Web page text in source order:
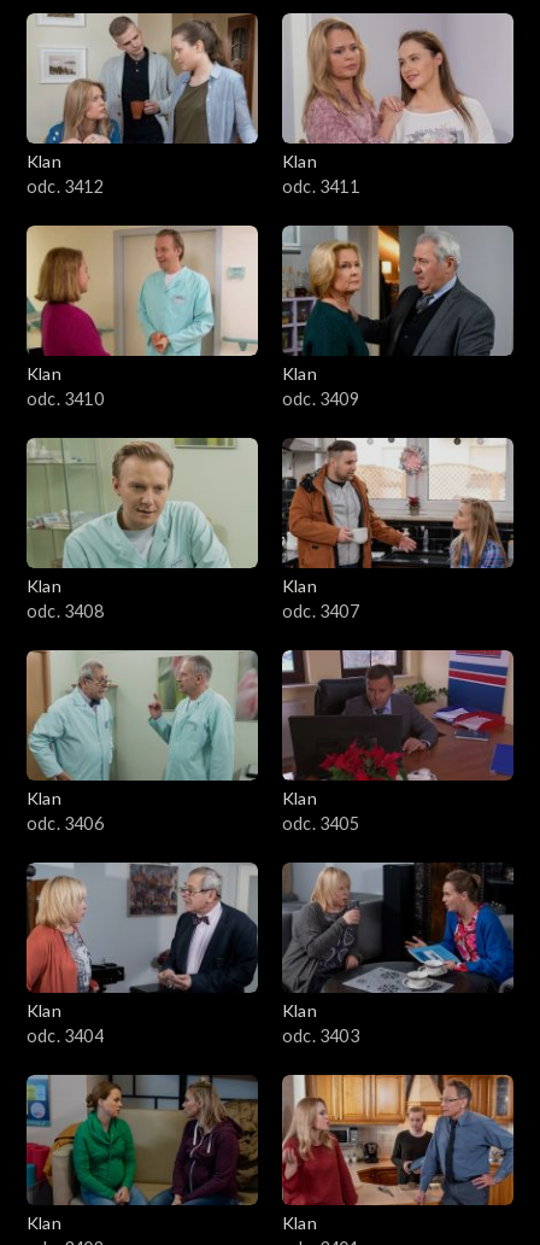
Klan
odc. 3412
Klan
odc. 3411
Klan
odc. 3410
Klan
odc. 3409
Klan
odc. 3408
Klan
odc. 3407
Klan
odc. 3406
Klan
odc. 3405
Klan
odc. 3404
Klan
odc. 3403
Klan
Klan